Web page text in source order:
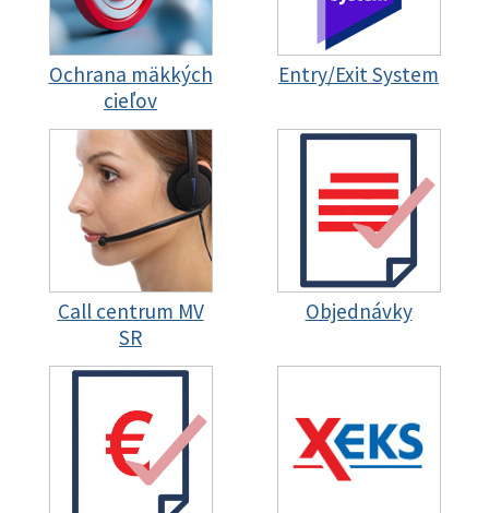
Ochrana mäkkých
cieľov
Entry/Exit System
Call centrum MV
SR
Objednávky